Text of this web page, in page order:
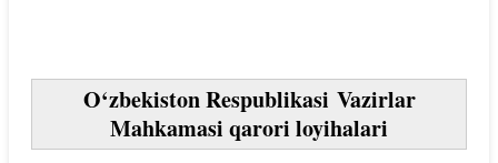
O‘zbekiston Respublikasi Vazirlar
Mahkamasi qarori loyihalari